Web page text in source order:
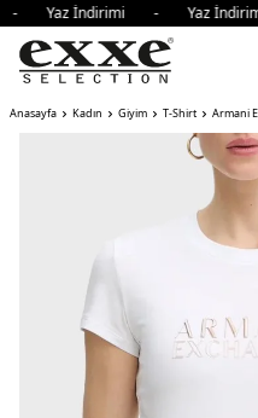
- Yaz İndirimi - Yaz
Anasayfa Kadın Giyim T-Shirt